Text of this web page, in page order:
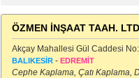
ÖZMEN İNŞAAT TAAH.
Akçay Mahallesi Gül Caddesi
BALIKESİR- EDREMİT
Cephe Kaplama, Çatı Kaplama,